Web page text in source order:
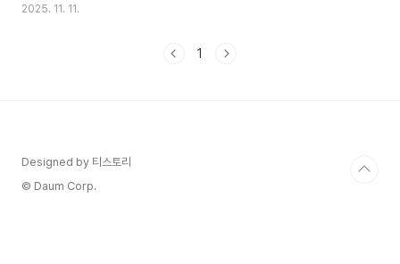
발언이 정치권과 여론을 강타한 가운데, 법무부 장관의 "신속히 하겠다" 응답
2025. 11. 11.
1
Designed by 티스토리
© Daum Corp.